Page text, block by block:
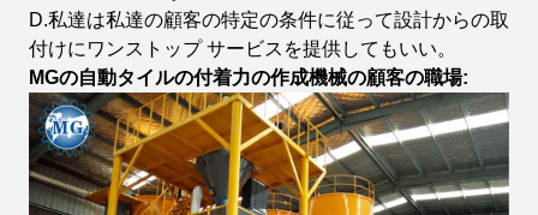
D.私達は私達の顧客の特定の条件に従って設計からの取
付けにワンストップ サービスを提供してもいい。
MGの自動タイルの付着力の作成機械の顧客の職場: